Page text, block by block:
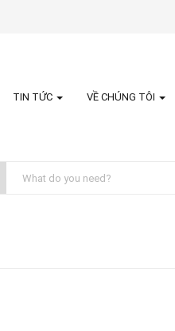
TIN TỨC VỀ CHÚNG TÔI